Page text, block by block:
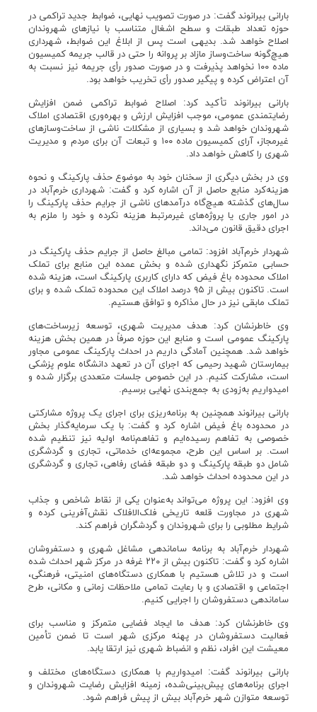
بارانی بیرانوند گفت: در صورت تصویب نهایی، ضوابط جدید تراکمی در
حوزه تعداد طبقات و سطح اشغال متناسب با نیازهای شهروندان
اصلاح خواهد شد. بدیهی است پس از ابلاغ این ضوابط، شهرداری
هیچ‌گونه ساخت‌وساز مازاد بر پروانه را حتی در قالب جریمه کمیسیون
ماده ۱۰۰ نخواهد پذیرفت و در صورت صدور رأی جریمه نیز نسبت به
آن اعتراض کرده و پیگیر صدور رأی تخریب خواهد بود.
بارانی بیرانوند تأکید کرد: اصلاح ضوابط تراکمی ضمن افزایش
رضایتمندی عمومی، موجب افزایش ارزش و بهره‌وری اقتصادی املاک
شهروندان خواهد شد و بسیاری از مشکلات ناشی از ساخت‌وسازهای
غیرمجاز، آرای کمیسیون ماده ۱۰۰ و تبعات آن برای مردم و مدیریت
شهری را کاهش خواهد داد.
وی در بخش دیگری از سخنان خود به موضوع حذف پارکینگ و نحوه
هزینه‌کرد منابع حاصل از آن اشاره کرد و گفت: شهرداری خرم‌آباد در
سال‌های گذشته هیچ‌گاه درآمدهای ناشی از جرایم حذف پارکینگ را
در امور جاری یا پروژه‌های غیرمرتبط هزینه نکرده و خود را ملزم به
اجرای دقیق قانون می‌داند.
شهردار خرم‌آباد افزود: تمامی مبالغ حاصل از جرایم حذف پارکینگ در
حسابی متمرکز نگهداری شده و بخش عمده این منابع برای تملک
املاک محدوده باغ فیض که دارای کاربری پارکینگ است، هزینه شده
است. تاکنون بیش از ۹۵ درصد املاک این محدوده تملک شده و برای
تملک مابقی نیز در حال مذاکره و توافق هستیم.
وی خاطرنشان کرد: هدف مدیریت شهری، توسعه زیرساخت‌های
پارکینگ عمومی است و منابع این حوزه صرفاً در همین بخش هزینه
خواهد شد. همچنین آمادگی داریم در احداث پارکینگ عمومی مجاور
بیمارستان شهید رحیمی که اجرای آن در تعهد دانشگاه علوم پزشکی
است، مشارکت کنیم. در این خصوص جلسات متعددی برگزار شده و
امیدواریم به‌زودی به جمع‌بندی نهایی برسیم.
بارانی بیرانوند همچنین به برنامه‌ریزی برای اجرای یک پروژه مشارکتی
در محدوده باغ فیض اشاره کرد و گفت: با یک سرمایه‌گذار بخش
خصوصی به تفاهم رسیده‌ایم و تفاهم‌نامه اولیه نیز تنظیم شده
است. بر اساس این طرح، مجموعه‌ای خدماتی، تجاری و گردشگری
شامل دو طبقه پارکینگ و دو طبقه فضای رفاهی، تجاری و گردشگری
در این محدوده احداث خواهد شد.
وی افزود: این پروژه می‌تواند به‌عنوان یکی از نقاط شاخص و جذاب
شهری در مجاورت قلعه تاریخی فلک‌الافلاک نقش‌آفرینی کرده و
شرایط مطلوبی را برای شهروندان و گردشگران فراهم کند.
شهردار خرم‌آباد به برنامه ساماندهی مشاغل شهری و دستفروشان
اشاره کرد و گفت: تاکنون بیش از ۲۲۰ غرفه در مرکز شهر احداث شده
است و در تلاش هستیم با همکاری دستگاه‌های امنیتی، فرهنگی،
اجتماعی و اقتصادی و با رعایت تمامی ملاحظات زمانی و مکانی، طرح
ساماندهی دستفروشان را اجرایی کنیم.
وی خاطرنشان کرد: هدف ما ایجاد فضایی متمرکز و مناسب برای
فعالیت دستفروشان در پهنه مرکزی شهر است تا ضمن تأمین
معیشت این افراد، نظم و انضباط شهری نیز ارتقا یابد.
بارانی بیرانوند گفت: امیدواریم با همکاری دستگاه‌های مختلف و
اجرای برنامه‌های پیش‌بینی‌شده، زمینه افزایش رضایت شهروندان و
توسعه متوازن شهر خرم‌آباد بیش از پیش فراهم شود.